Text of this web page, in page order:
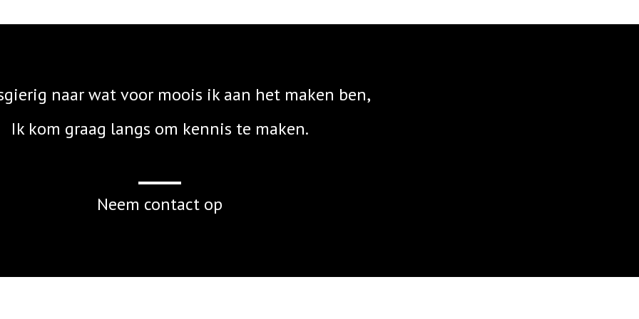
naar wat voor moois ik aan het maken ben,
Ik kom graag langs om kennis te maken.
Neem contact op